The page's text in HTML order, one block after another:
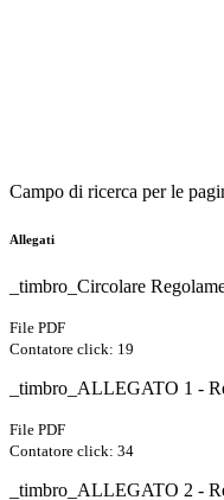
Campo di ricerca per le
Allegati
_timbro_Circolare
File PDF
Contatore click: 19
_timbro_ALLEGATO 1 -
File PDF
Contatore click: 34
_timbro_ALLEGATO 2 -